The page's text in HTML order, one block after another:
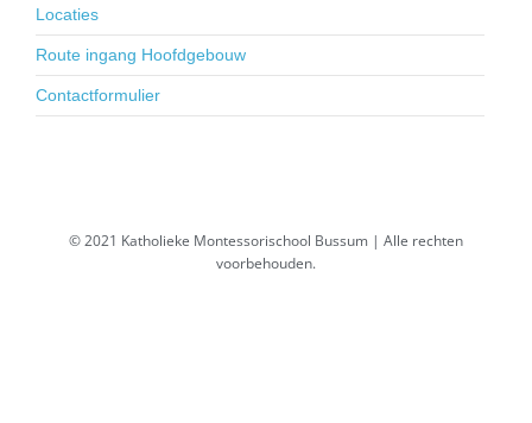
Locaties
Route ingang Hoofdgebouw
Contactformulier
© 2021 Katholieke Montessorischool Bussum | Alle rechten
voorbehouden.